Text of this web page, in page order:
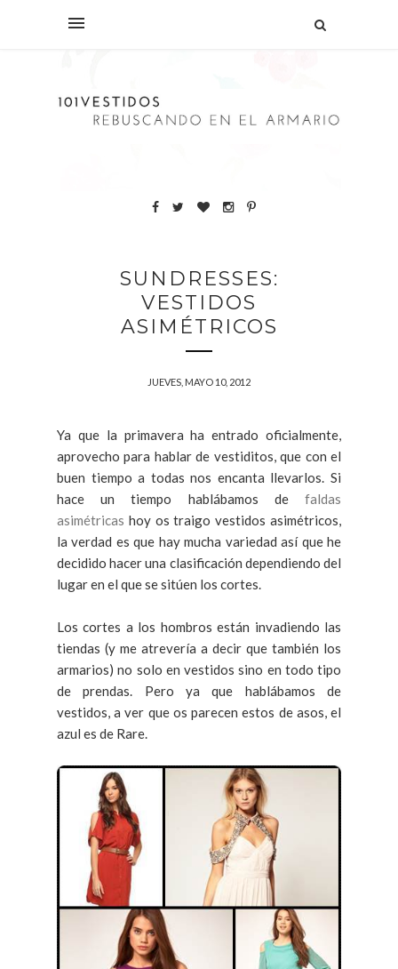
SUNDRESSES:
VESTIDOS
ASIMÉTRICOS
JUEVES, MAYO 10, 2012
Ya que la primavera ha entrado oficialmente,
aprovecho para hablar de vestiditos, que con el
buen tiempo a todas nos encanta llevarlos. Si
hace un tiempo hablábamos de faldas
asimétricas hoy os traigo vestidos asimétricos,
la verdad es que hay mucha variedad así que he
decidido hacer una clasificación dependiendo del
lugar en el que se sitúen los cortes.
Los cortes a los hombros están invadiendo las
tiendas (y me atrevería a decir que también los
armarios) no solo en vestidos sino en todo tipo
de prendas. Pero ya que hablábamos de
vestidos, a ver que os parecen estos de asos, el
azul es de Rare.